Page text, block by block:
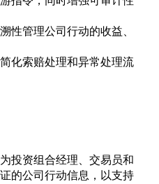
性管理公司行动的收益、
化索赔处理和异常处理流
投资组合经理、交易员和
的公司行动信息，以支持